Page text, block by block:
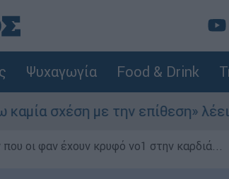
Ψυχαγωγία Food & Drink
την επίθεση» λέει η 46χρονη -
οι φαν έχουν κρυφό νο1 στην καρδιά...